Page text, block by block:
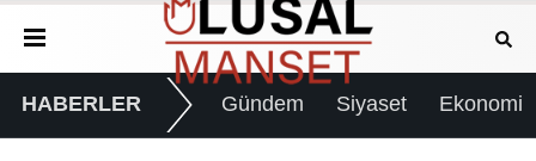
HABERLER Gündem Siyaset Ekonomi